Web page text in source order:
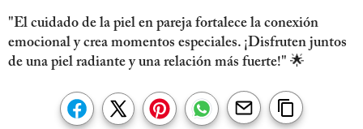
"El cuidado de la piel en pareja fortalece la conexión
emocional y crea momentos especiales. ¡Disfruten juntos
de una piel radiante y una relación más fuerte!" 🌟